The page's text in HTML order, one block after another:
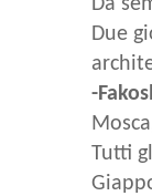
Due
-
Tutti